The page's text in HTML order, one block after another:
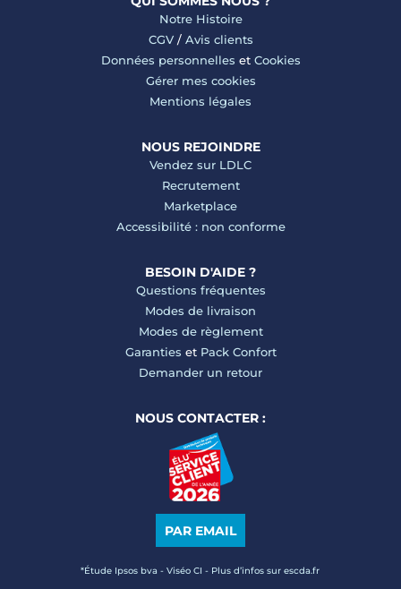
Notre Histoire
CGV/ Avis clients
Données personnelles et Cookies
Gérer mes cookies
Mentions légales
NOUS REJOINDRE
Vendez sur LDLC
Recrutement
Marketplace
Accessibilité : non conforme
BESOIN D'AIDE ?
Questions fréquentes
Modes de livraison
Modes de règlement
Garanties et Pack Confort
Demander un retour
NOUS CONTACTER :
PAR EMAIL
*Étude Ipsos bva - Viséo CI - Plus d’infos sur escda.fr